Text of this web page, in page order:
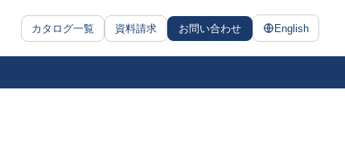
カタログ一覧 資料請求 お問い合わせ English